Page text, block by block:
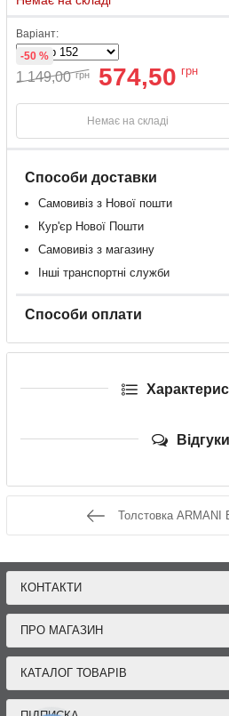
Варіант:
1 149,00 грн 574,50 грн
-50 %
Немає на складі
Способи доставки
Самовивіз з Нової пошти
Кур'єр Нової Пошти
Самовивіз з магазину
Інші транспортні служби
Способи оплати
Відгуки
Толстовка ARMANI
КОНТАКТИ
ПРО МАГАЗИН
КАТАЛОГ ТОВАРІВ